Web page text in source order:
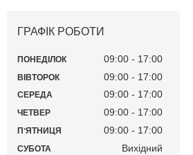
ГРАФІК РОБОТИ
ПОНЕДІЛОК 09:00 17:00
ВІВТОРОК 09:00 17:00
СЕРЕДА 09:00 17:00
ЧЕТВЕР 09:00 17:00
ПʼЯТНИЦЯ 09:00 17:00
СУБОТА Вихідний